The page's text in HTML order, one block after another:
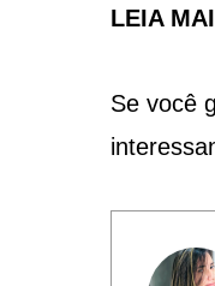
LEIA
Se você